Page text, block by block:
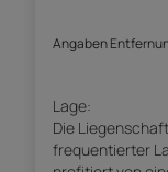
Angaben
Lage:
Die
frequentierter